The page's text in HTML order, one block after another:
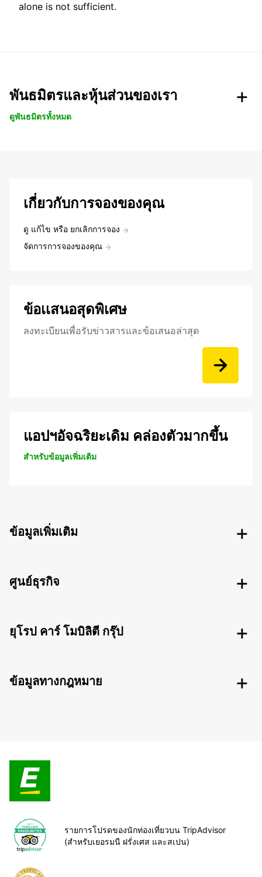
alone is not sufficient.
พันธมิตรและหุ้นส่วนของเรา
ดูพันธมิตรทั้งหมด
เกี่ยวกับการจองของคุณ
ดู แก้ไข หรือ ยกเลิกการจอง
จัดการการจองของคุณ
ข้อเเสนอสุดพิเศษ
ลงทะเบียนเพื่อรับข่าวสารและข้อเสนอล่าสุด
แอปฯอัจฉริยะเดิม คล่องตัวมากขึ้น
สำหรับข้อมูลเพิ่มเติม
ข้อมูลเพิ่มเติม
ศูนย์ธุรกิจ
ยุโรป คาร์ โมบิลิตี กรุ๊ป
ข้อมูลทางกฎหมาย
รายการโปรดของนักท่องเที่ยวบน TripAdvisor
(สำหรับเยอรมนี ฝรั่งเศส และสเปน)